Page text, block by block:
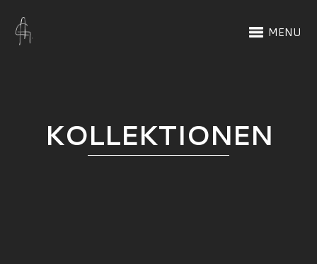
MENU
KOLLEKTIONEN